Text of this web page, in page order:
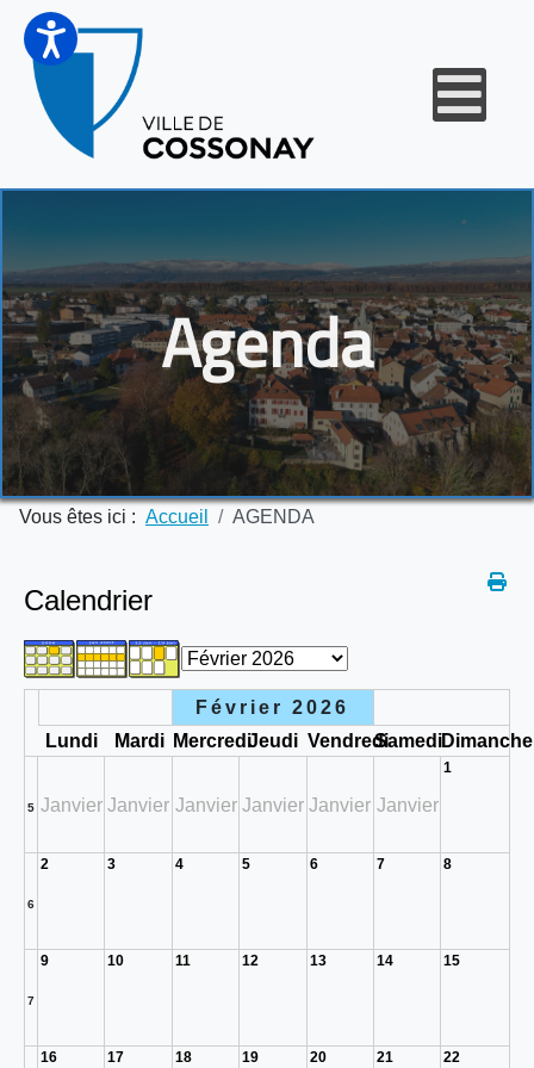
Agenda
Vous êtes ici : Accueil AGENDA
Calendrier
Février 2026
Lundi
Mardi MercrediJeudi VendrediSamediDimanche
5 Janvier Janvier Janvier Janvier Janvier Janvier
1
6
2 3 4 5 6 7 8
7
9 10 11 12 13 14 15
16 17 18 19 20 21 22